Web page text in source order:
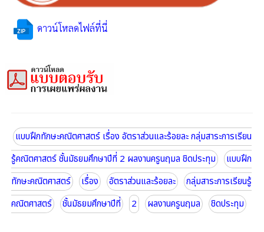
ดาวน์โหลดไฟล์ที่นี่
แบบฝึกทักษะคณิตศาสตร์ เรื่อง อัตราส่วนและร้อยละ กลุ่มสาระการเรียน
รู้คณิตศาสตร์ ชั้นมัธยมศึกษาปีที่ 2 ผลงานครูนฤมล ชิดประทุม
แบบฝึก
ทักษะคณิตศาสตร์
เรื่อง อัตราส่วนและร้อยละ
กลุ่มสาระการเรียนรู้
คณิตศาสตร์
ชั้นมัธยมศึกษาปีที่ 2 ผลงานครูนฤมล ชิดประทุม